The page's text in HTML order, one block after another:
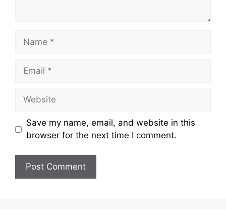
Name
Email
Website
Save my name, email, and website in this
browser for the next time I comment.